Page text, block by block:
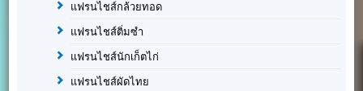
แฟรนไชส์กล้วยทอด
แฟรนไชส์ติ่มซำ
แฟรนไชส์นักเก็ตไก่
แฟรนไชส์ผัดไทย